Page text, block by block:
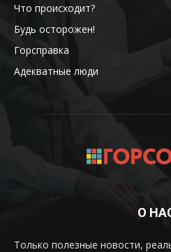
Что происходит?
Будь осторожен!
Горсправка
Адекватные люди
О
Только полезные новости,